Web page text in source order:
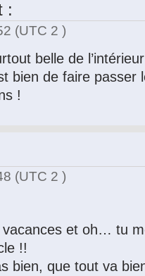
:
(UTC 2 )
belle de
bien de faire passer
!
(UTC 2 )
et oh… tu
!!
bien, que tout va